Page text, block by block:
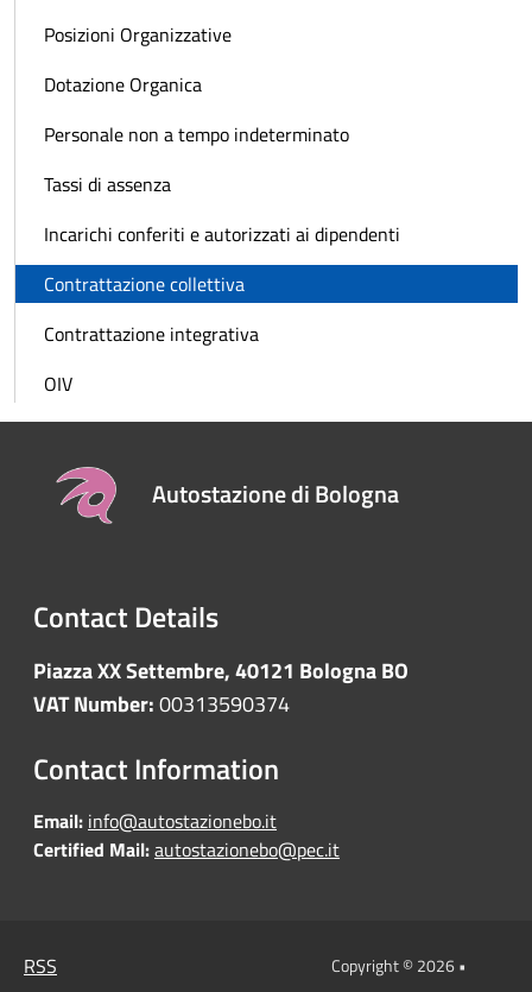
Posizioni Organizzative
Dotazione Organica
Personale non a tempo indeterminato
Tassi di assenza
Incarichi conferiti e autorizzati ai dipendenti
Contrattazione collettiva
Contrattazione integrativa
OIV
Autostazione di Bologna
Contact Details
Piazza XX Settembre, 40121 Bologna BO
VAT Number:00313590374
Contact Information
Email: info@autostazionebo.it
Certified Mail:autostazionebo@pec.it
RSS
Copyright © 2026 •